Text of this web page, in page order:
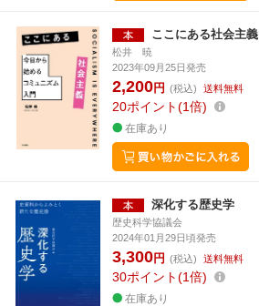
ここにある社会主義
松井 暁
2023年09月25日発売
2,200円 (税込) 送料無料
20ポイント 1倍
在庫あり
深化する歴史学
歴史科学協議会
2024年01月29日頃発売
3,300円 (税込) 送料無料
30ポイント 1倍
在庫あり